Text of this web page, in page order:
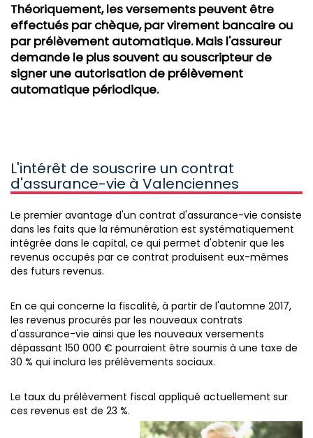
Théoriquement, les versements peuvent être
effectués par chèque, par virement bancaire ou
par prélèvement automatique. Mais l'assureur
demande le plus souvent au souscripteur de
signer une autorisation de prélèvement
automatique périodique.
L'intérêt de souscrire un contrat
d'assurance-vie à Valenciennes
Le premier avantage d'un contrat d'assurance-vie consiste
dans les faits que la rémunération est systématiquement
intégrée dans le capital, ce qui permet d'obtenir que les
revenus occupés par ce contrat produisent eux-mêmes
des futurs revenus.
En ce qui concerne la fiscalité, à partir de l'automne 2017,
les revenus procurés par les nouveaux contrats
d'assurance-vie ainsi que les nouveaux versements
dépassant 150 000 € pourraient être soumis à une taxe de
30 % qui inclura les prélèvements sociaux.
Le taux du prélèvement fiscal appliqué actuellement sur
ces revenus est de 23 %.